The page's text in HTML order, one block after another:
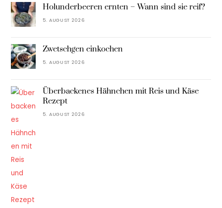
Holunderbeeren ernten – Wann sind sie reif?
5. AUGUST 2026
Zwetschgen einkochen
5. AUGUST 2026
Überbackenes Hähnchen mit Reis und Käse
Rezept
5. AUGUST 2026